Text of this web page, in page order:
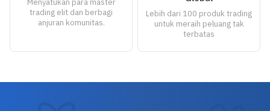
Menyatukan para master
trading elit dan berbagi
anjuran komunitas.
Lebih dari 100 produk trading
untuk meraih peluang tak
terbatas